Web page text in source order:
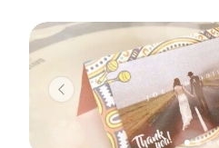
Previous